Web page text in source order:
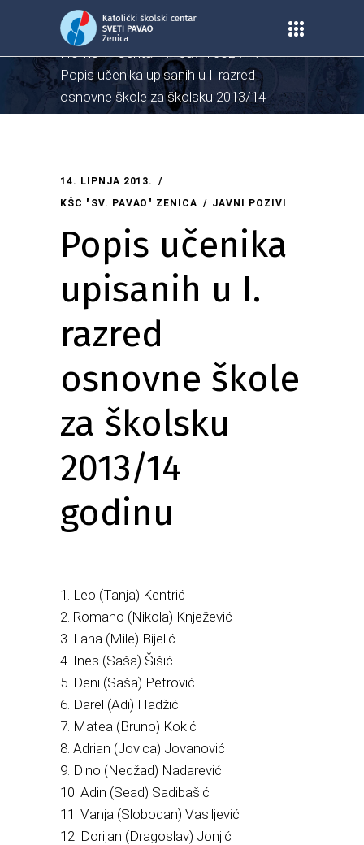
Home/Centar /Javni pozivi /
Popis učenika upisanih u I. razred
osnovne škole za školsku 2013/14
godinu
14. LIPNJA 2013.
KŠC "SV. PAVAO" ZENICA
JAVNI POZIVI
Popis učenika
upisanih u I.
razred
osnovne škole
za školsku
2013/14
godinu
1. Leo (Tanja) Kentrić
2. Romano (Nikola) Knježević
3. Lana (Mile) Bijelić
4. Ines (Saša) Šišić
5. Deni (Saša) Petrović
6. Darel (Adi) Hadžić
7. Matea (Bruno) Kokić
8. Adrian (Jovica) Jovanović
9. Dino (Nedžad) Nadarević
10. Adin (Sead) Sadibašić
11. Vanja (Slobodan) Vasiljević
12. Dorijan (Dragoslav) Jonjić